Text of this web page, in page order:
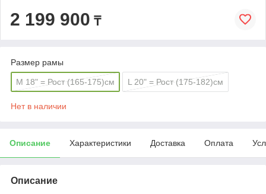
2 199 900 ₸
Размер рамы
M 18" = Рост (165-175)см L 20" = Рост (175-182)см
Нет в наличии
Описание Характеристики Доставка Оплата
Описание